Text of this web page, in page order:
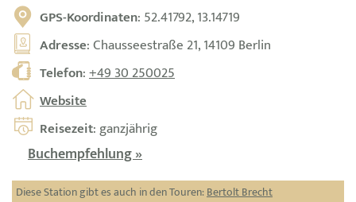
GPS-Koordinaten: 52.41792, 13.14719
Adresse: Chausseestraße 21, 14109 Berlin
Telefon:+49 30 250025
Website
Reisezeit: ganzjährig
Buchempfehlung »
Diese Station gibt es auch in den Touren:Bertolt Brecht